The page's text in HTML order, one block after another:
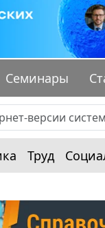
Семинары
Труд